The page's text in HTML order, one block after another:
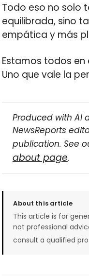
Todo eso no solo
equilibrada, sino
empática y más
Estamos todos
Uno que vale la
Produced with AI
NewsReports
publication. See
about page.
About this article
This article is for
not professional
consult a qualified